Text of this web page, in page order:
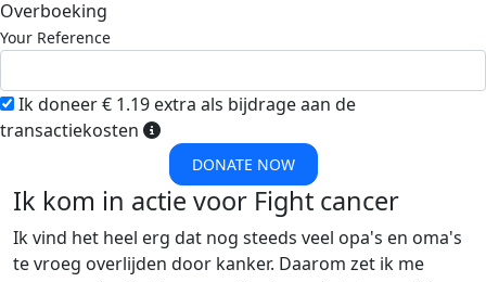
Overboeking
Your Reference
Ik doneer € 1.19 extra als bijdrage aan de
transactiekosten
DONATE NOW
Ik kom in actie voor Fight cancer
Ik vind het heel erg dat nog steeds veel opa's en oma's
te vroeg overlijden door kanker. Daarom zet ik me